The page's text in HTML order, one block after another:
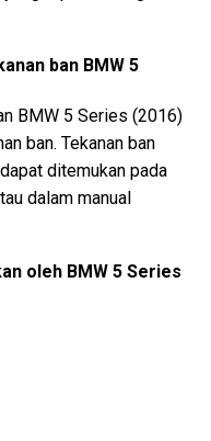
ban BMW 5
BMW 5 Series (2016)
ban. Tekanan ban
ditemukan pada
dalam manual
oleh BMW 5 Series